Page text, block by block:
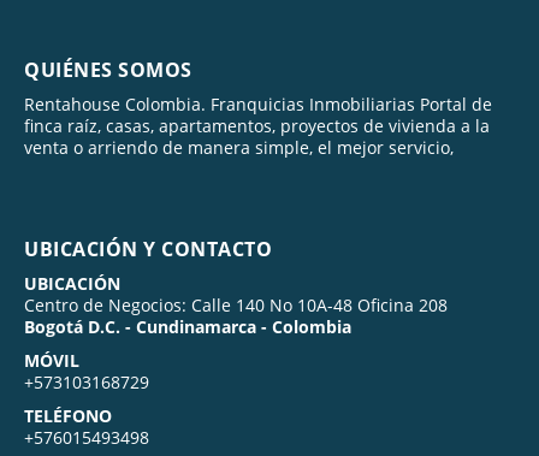
QUIÉNES SOMOS
Rentahouse Colombia. Franquicias Inmobiliarias Portal de
finca raíz, casas, apartamentos, proyectos de vivienda a la
venta o arriendo de manera simple, el mejor servicio,
UBICACIÓN Y CONTACTO
UBICACIÓN
Centro de Negocios: Calle 140 No 10A-48 Oficina 208
Bogotá D.C. - Cundinamarca - Colombia
MÓVIL
+573103168729
TELÉFONO
+576015493498